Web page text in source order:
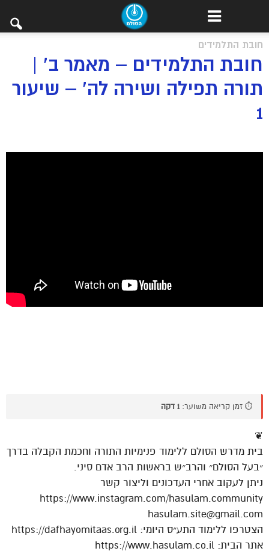
חובת התלמידים
חובת התלמידים – מאמר ב’ |
תורה תפילה ושירה לה’ – שיעור
1
⏱️ זמן קריאה משוער: 1 דקה
❦
בית מדרש הסולם ללימוד פנימיות התורה וחכמת הקבלה בדרך
״בעל הסולם״ והרב״ש בראשות הרב אדם סיני.
ניתן לעקוב אחרי העדכונים וליצור קשר
https://www.instagram.com/hasulam.community
hasulam.site@gmail.com
הצטרפו ללימוד התע״ס היומי: https://dafhayomitaas.org.il
אתר הבית: https://www.hasulam.co.il